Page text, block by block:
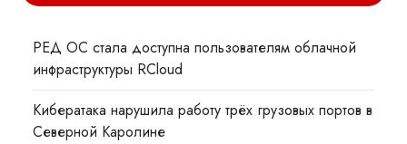
РЕД ОС стала доступна пользователям облачной
инфраструктуры RCloud
Кибератака нарушила работу трёх грузовых портов в
Северной Каролине